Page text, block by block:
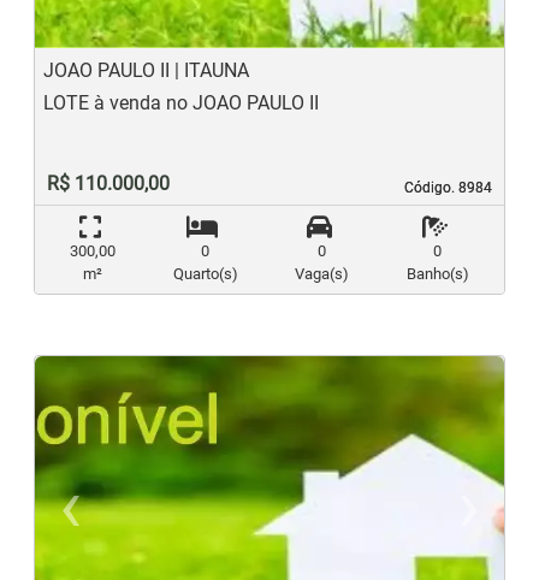
JOAO PAULO II | ITAUNA
Código. 8984
Código. 8984
LOTE à venda no JOAO PAULO II
R$ 110.000,00
300,00
m²
0
Quarto(s)
0
Vaga(s)
0
Banho(s)
‹
Previous
›